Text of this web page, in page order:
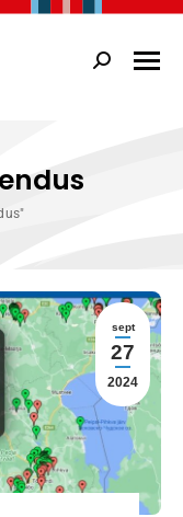
Search:
sept
27
2024